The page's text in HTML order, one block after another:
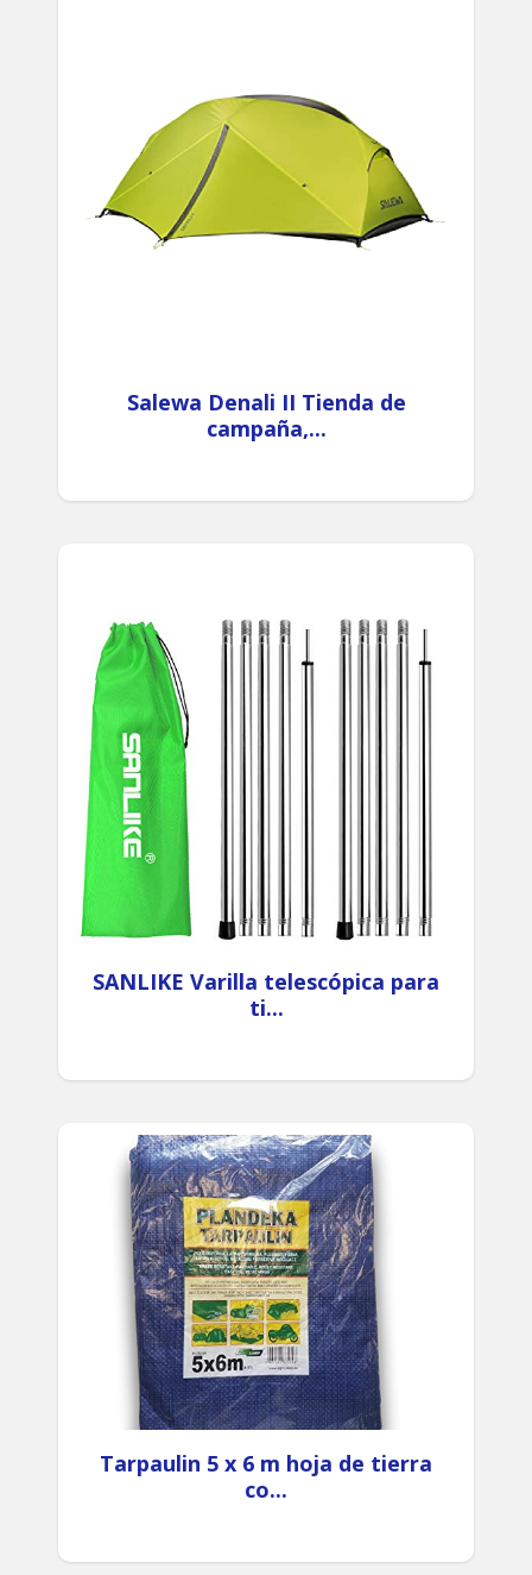
Salewa Denali II Tienda de
campaña,...
SANLIKE Varilla telescópica para
ti...
Tarpaulin 5 x 6 m hoja de tierra
co...